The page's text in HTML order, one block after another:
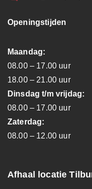
Openingstijden
Maandag:
08.00 – 17.00 uur
18.00 – 21.00 uur
Dinsdag t/m vrijdag:
08.00 – 17.00 uur
Zaterdag:
08.00 – 12.00 uur
Afhaal locatie